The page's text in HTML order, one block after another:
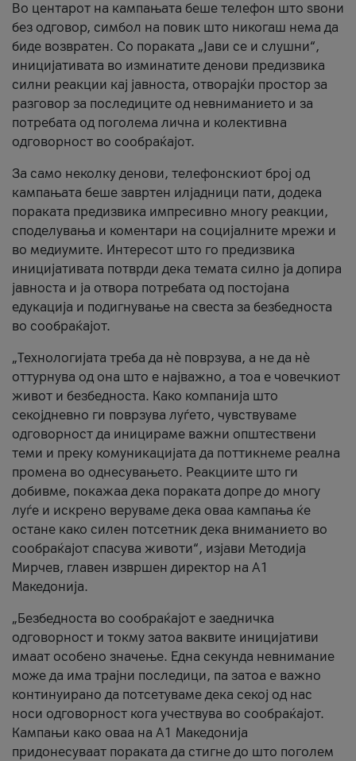
Во центарот на кампањата беше телефон што ѕвони
без одговор, симбол на повик што никогаш нема да
биде возвратен. Со пораката „Јави се и слушни“,
иницијативата во изминатите денови предизвика
силни реакции кај јавноста, отворајќи простор за
разговор за последиците од невниманието и за
потребата од поголема лична и колективна
одговорност во сообраќајот.
За само неколку денови, телефонскиот број од
кампањата беше завртен илјадници пати, додека
пораката предизвика импресивно многу реакции,
споделувања и коментари на социјалните мрежи и
во медиумите. Интересот што го предизвика
иницијативата потврди дека темата силно ја допира
јавноста и ја отвора потребата од постојана
едукација и подигнување на свеста за безбедноста
во сообраќајот.
„Технологијата треба да нè поврзува, а не да нè
оттурнува од она што е најважно, а тоа е човечкиот
живот и безбедноста. Како компанија што
секојдневно ги поврзува луѓето, чувствуваме
одговорност да иницираме важни општествени
теми и преку комуникацијата да поттикнеме реална
промена во однесувањето. Реакциите што ги
добивме, покажаа дека пораката допре до многу
луѓе и искрено веруваме дека оваа кампања ќе
остане како силен потсетник дека вниманието во
сообраќајот спасува животи“, изјави Методија
Мирчев, главен извршен директор на А1
Македонија.
„Безбедноста во сообраќајот е заедничка
одговорност и токму затоа ваквите иницијативи
имаат особено значење. Една секунда невнимание
може да има трајни последици, па затоа е важно
континуирано да потсетуваме дека секој од нас
носи одговорност кога учествува во сообраќајот.
Кампањи како оваа на A1 Македонија
придонесуваат пораката да стигне до што поголем